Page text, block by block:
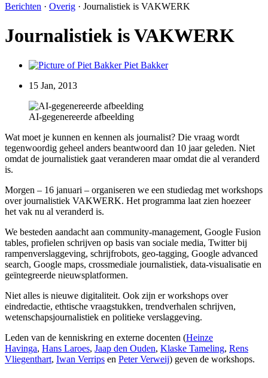
Berichten · Overig · Journalistiek is VAKWERK
Journalistiek is VAKWERK
Piet Bakker
15 Jan, 2013
AI-gegenereerde afbeelding
Wat moet je kunnen en kennen als journalist? Die vraag wordt
tegenwoordig geheel anders beantwoord dan 10 jaar geleden. Niet
omdat de journalistiek gaat veranderen maar omdat die al veranderd
is.
Morgen – 16 januari – organiseren we een studiedag met workshops
over journalistiek VAKWERK. Het programma laat zien hoezeer
het vak nu al veranderd is.
We besteden aandacht aan community-management, Google Fusion
tables, profielen schrijven op basis van sociale media, Twitter bij
rampenverslaggeving, schrijfrobots, geo-tagging, Google advanced
search, Google maps, crossmediale journalistiek, data-visualisatie en
geïntegreerde nieuwsplatformen.
Niet alles is nieuwe digitaliteit. Ook zijn er workshops over
eindredactie, ethtische vraagstukken, trendverhalen schrijven,
wetenschapsjournalistiek en politieke verslaggeving.
Leden van de kenniskring en externe docenten (Heinze
Havinga, Hans Laroes, Jaap den Ouden, Klaske Tameling, Rens
Vliegenthart, Iwan Verrips en Peter Verweij) geven de workshops.